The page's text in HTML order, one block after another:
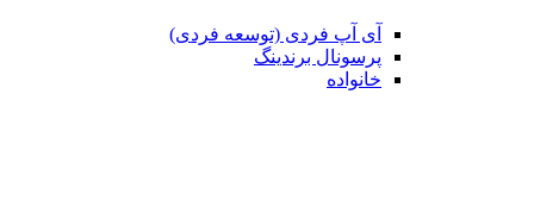
آی آپ فردی (توسعه فردی)
پرسونال برندینگ
خانواده